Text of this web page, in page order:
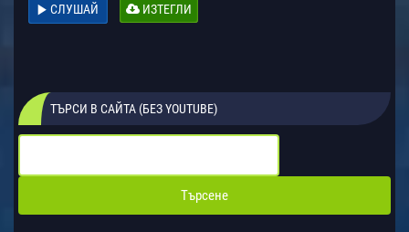
СЛУШАЙ ИЗТЕГЛИ
ТЪРСИ В САЙТА (БЕЗ YOUTUBE)